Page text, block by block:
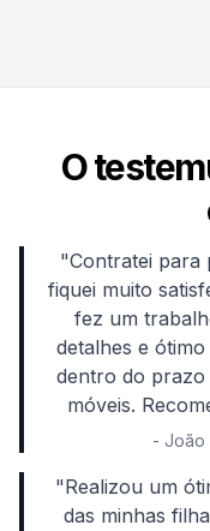
O
"Contratei para
fiquei muito
fez um
detalhes e
dentro do
móveis.
- João
"Realizou um
das minhas